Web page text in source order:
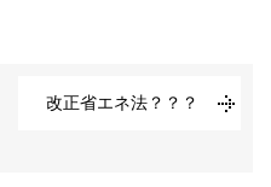
改正省エネ法？？？